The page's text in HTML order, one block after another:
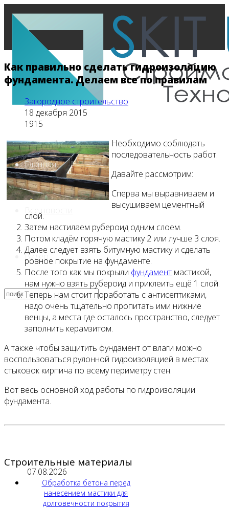
Главная
Все новости
Видео
Как правильно сделать гидроизоляцию
фундамента. Делаем все по правилам
Загородное строительство
18 декабря 2015
1915
Необходимо соблюдать
последовательность работ.
Давайте рассмотрим:
Сперва мы выравниваем и
высушиваем цементный
слой.
Затем настилаем рубероид одним слоем.
Потом кладём горячую мастику 2 или лучше 3 слоя.
Далее следует взять битумную мастику и сделать
ровное покрытие на фундаменте.
После того как мы покрыли фундамент мастикой,
нам нужно взять рубероид и приклеить ещё 1 слой.
Теперь нам стоит поработать с антисептиками,
надо очень тщательно пропитать ими нижние
венцы, а места где осталось пространство, следует
заполнить керамзитом.
А также чтобы защитить фундамент от влаги можно
воспользоваться рулонной гидроизоляцией в местах
стыковок кирпича по всему периметру стен.
Вот весь основной ход работы по гидроизоляции
фундамента.
Строительные материалы
07.08.2026
Обработка бетона перед
нанесением мастики для
долговечности покрытия